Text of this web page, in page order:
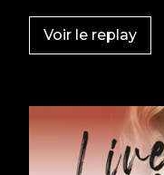
Voir le replay